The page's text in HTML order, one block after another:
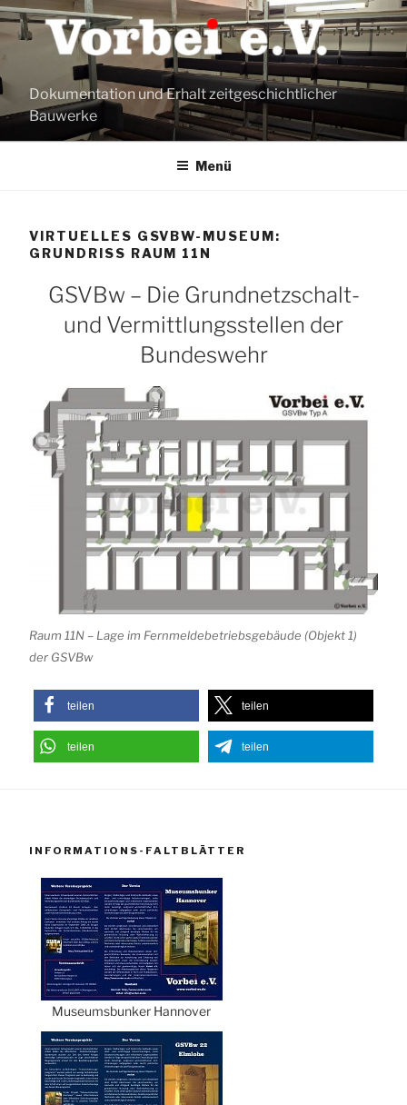
Zum
Inhalt
springen
Dokumentation und Erhalt zeitgeschichtlicher
Bauwerke
Menü
VIRTUELLES GSVBW-MUSEUM:
GRUNDRISS RAUM 11N
GSVBw – Die Grundnetzschalt-
und Vermittlungsstellen der
Bundeswehr
Raum 11N – Lage im Fernmeldebetriebsgebäude (Objekt 1)
der GSVBw
teilen teilen
teilen teilen
INFORMATIONS-FALTBLÄTTER
Museumsbunker Hannover